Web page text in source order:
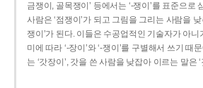
금쟁이, 골목쟁이’ 등에서는 ‘-쟁이’를 표준으로
사람은 ‘점쟁이’가 되고 그림을 그리는 사람을
쟁이’가 된다. 이들은 수공업적인 기술자가 아니
미에 따라 ‘-장이’와 ‘-쟁이’를 구별해서 쓰기 때
는 ‘갓장이’, 갓을 쓴 사람을 낮잡아 이르는 말은